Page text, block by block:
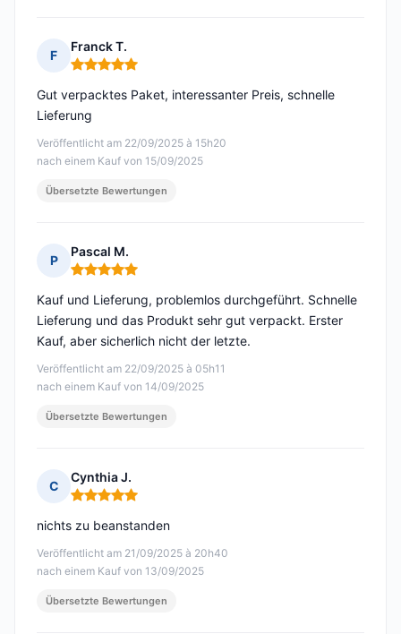
F
Franck T.
Hinweis: 5 von 5
Veröffentlicht am 22/09/2025 à 15h20
nach einem Kauf von 15/09/2025
Gut verpacktes Paket, interessanter Preis, schnelle
Lieferung
Übersetzte Bewertungen
P
Pascal M.
Hinweis: 5 von 5
Veröffentlicht am 22/09/2025 à 05h11
nach einem Kauf von 14/09/2025
Kauf und Lieferung, problemlos durchgeführt. Schnelle
Lieferung und das Produkt sehr gut verpackt. Erster
Kauf, aber sicherlich nicht der letzte.
Übersetzte Bewertungen
C
Cynthia J.
Hinweis: 5 von 5
Veröffentlicht am 21/09/2025 à 20h40
nach einem Kauf von 13/09/2025
nichts zu beanstanden
Übersetzte Bewertungen